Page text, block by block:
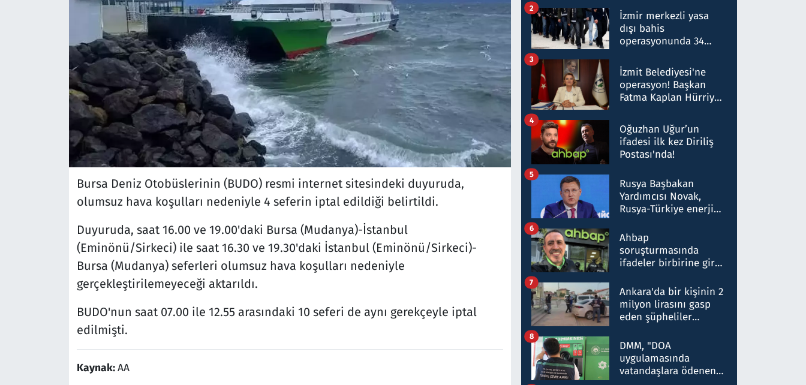
Bursa Deniz Otobüslerinin (BUDO) resmi internet sitesindeki duyuruda,
olumsuz hava koşulları nedeniyle 4 seferin iptal edildiği belirtildi.
Duyuruda, saat 16.00 ve 19.00'daki Bursa (Mudanya)-İstanbul
(Eminönü/Sirkeci) ile saat 16.30 ve 19.30'daki İstanbul (Eminönü/Sirkeci)-
Bursa (Mudanya) seferleri olumsuz hava koşulları nedeniyle
gerçekleştirilemeyeceği aktarıldı.
BUDO'nun saat 07.00 ile 12.55 arasındaki 10 seferi de aynı gerekçeyle iptal
edilmişti.
Kaynak:AA
hakkında gözaltı kararı
İzmir merkezli yasa
dışı bahis
operasyonunda 34
Milyar liralık para
trafiği tespit edildi
2
İzmit Belediyesi'ne
operasyon! Başkan
Fatma Kaplan Hürriyet
3
Oğuzhan Uğur’un
ifadesi ilk kez Diriliş
Postası'nda!
4
Rusya Başbakan
Yardımcısı Novak,
Rusya-Türkiye enerji
nitelikte olduğunu
belirtti
5
Ahbap
soruşturmasında
ifadeler birbirine girdi:
ifadelerinden ortaya
çıkan tablo şok etti
6
Ankara'da bir kişinin 2
milyon lirasını gasp
eden şüpheliler
7
DMM, "DOA
uygulamasında
vatandaşlara ödenen
8